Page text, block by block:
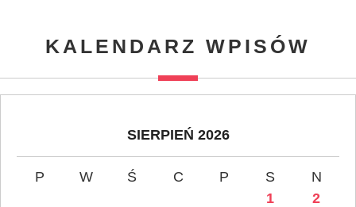
KALENDARZ WPISÓW
SIERPIEŃ 2026
P W Ś C P S
N
1
2